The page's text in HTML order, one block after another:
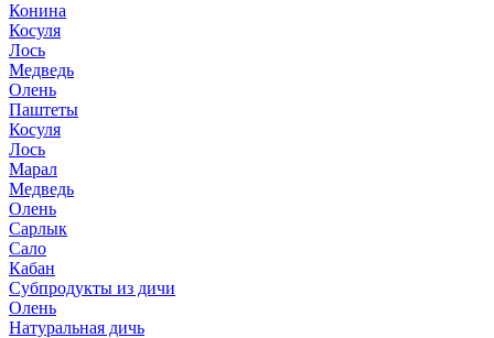
Конина
Косуля
Лось
Медведь
Олень
Паштеты
Косуля
Лось
Марал
Медведь
Олень
Сарлык
Сало
Кабан
Субпродукты из дичи
Олень
Натуральная дичь